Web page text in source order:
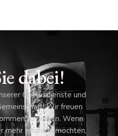
dabei!
Gottesdienste und
Wir freuen
zu heißen. Wenn
mehr erfahren möchten,